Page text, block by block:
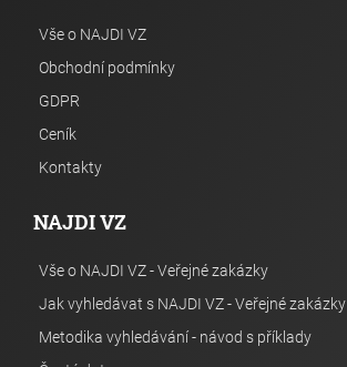
Vše o NAJDI VZ
Obchodní podmínky
GDPR
Ceník
Kontakty
NAJDI VZ
Vše o NAJDI VZ - Veřejné zakázky
Jak vyhledávat s NAJDI VZ - Veřejné zakázky
Metodika vyhledávání - návod s příklady